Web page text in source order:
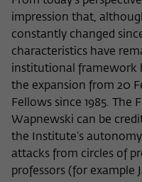
impression that,
constantly changed
characteristics have
institutional framework
the expansion from 20
Fellows since 1985. The
Wapnewski can be
the Institute’s
attacks from circles of
professors (for example